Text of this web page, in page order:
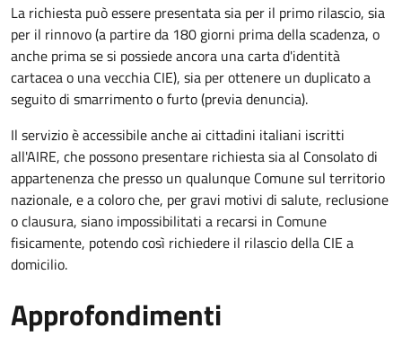
La richiesta può essere presentata sia per il primo rilascio, sia
per il rinnovo (a partire da 180 giorni prima della scadenza, o
anche prima se si possiede ancora una carta d'identità
cartacea o una vecchia CIE), sia per ottenere un duplicato a
seguito di smarrimento o furto (previa denuncia).
Il servizio è accessibile anche ai cittadini italiani iscritti
all'AIRE, che possono presentare richiesta sia al Consolato di
appartenenza che presso un qualunque Comune sul territorio
nazionale, e a coloro che, per gravi motivi di salute, reclusione
o clausura, siano impossibilitati a recarsi in Comune
fisicamente, potendo così richiedere il rilascio della CIE a
domicilio.
Approfondimenti